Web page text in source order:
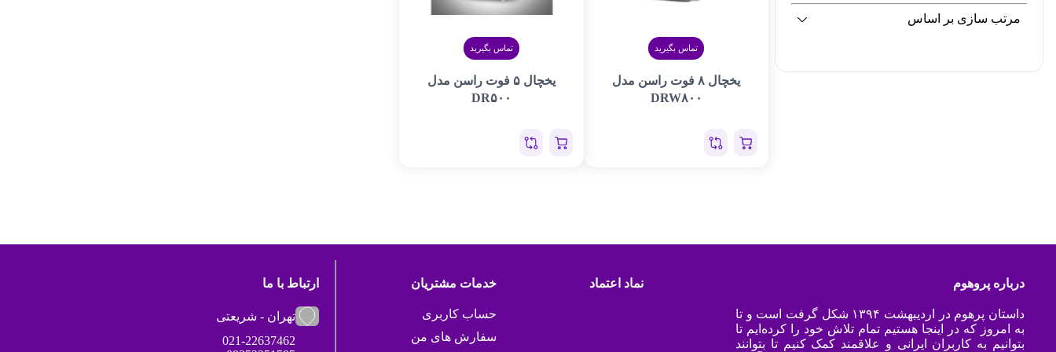
تماس بگیرید
یخچال ۸ فوت راسن مدل
DRW۸۰۰
تماس بگیرید
یخچال ۵ فوت راسن مدل
DR۵۰۰
مرتب سازی بر اساس
درباره پروهوم
داستان پرهوم در اردیبهشت ۱۳۹۴ شکل گرفت است و تا
به امروز که در اینجا هستیم تمام تلاش خود را کرده‌ایم تا
بتوانیم به کاربران ایرانی و علاقمند کمک کنیم تا بتوانند
نماد اعتماد خدمات مشتریان
حساب کاربری
سفارش های من
ارتباط با ما
تهران - شریعتی
021-22637462